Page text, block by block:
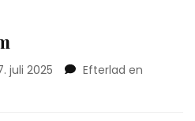
juli 2025
Efterlad en